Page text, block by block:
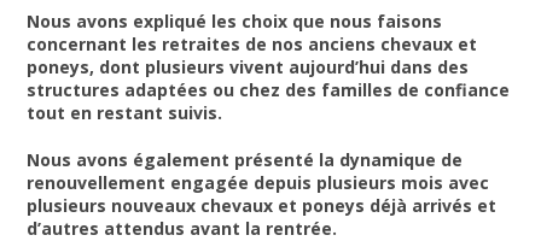
Nous avons expliqué les choix que nous faisons
concernant les retraites de nos anciens chevaux et
poneys, dont plusieurs vivent aujourd’hui dans des
structures adaptées ou chez des familles de confiance
tout en restant suivis.
Nous avons également présenté la dynamique de
renouvellement engagée depuis plusieurs mois avec
plusieurs nouveaux chevaux et poneys déjà arrivés et
d’autres attendus avant la rentrée.